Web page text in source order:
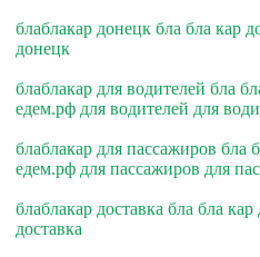
блаблакар донецк бла бла кар
донецк
блаблакар для водителей бла
едем.рф для водителей для
блаблакар для пассажиров бла
едем.рф для пассажиров для
блаблакар доставка бла бла
доставка